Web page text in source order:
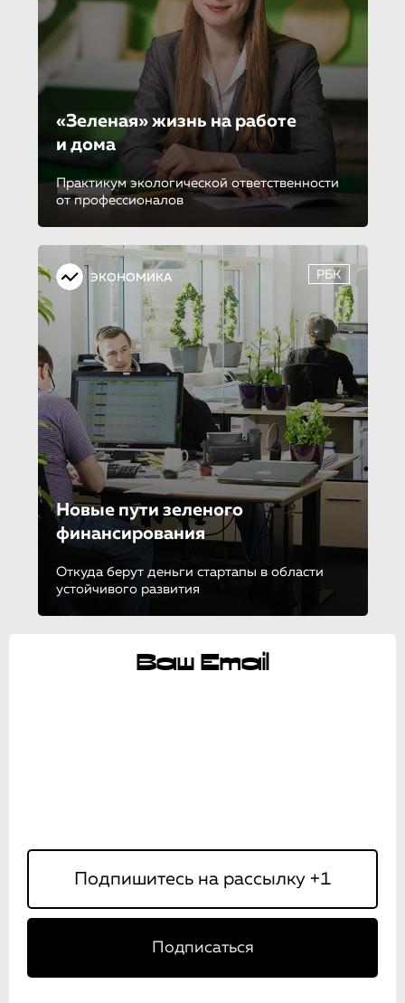
«Зеленая» жизнь на работе
и дома
Практикум экологической ответственности
от профессионалов
ЭКОНОМИКА РБК
Новые пути зеленого
финансирования
Откуда берут деньги стартапы в области
устойчивого развития
Ваш Email
Подписаться